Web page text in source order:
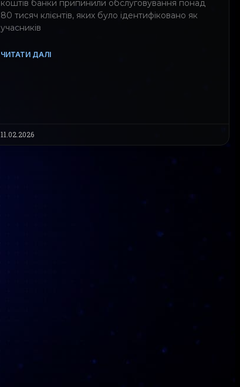
коштів банки припинили обслуговування понад
80 тисяч клієнтів, яких було ідентифіковано як
учасників
ЧИТАТИ ДАЛІ
11.02.2026